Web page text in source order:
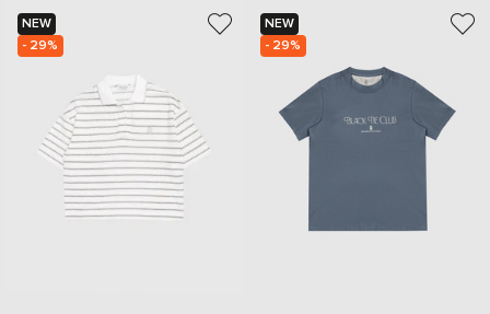
NEW
- 29%
NEW
- 29%